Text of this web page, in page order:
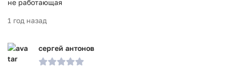
не работающая
1 год назад
сергей антонов